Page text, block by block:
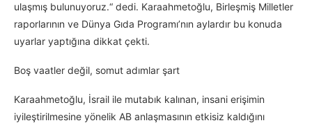
ulaşmış bulunuyoruz.“ dedi. Karaahmetoğlu, Birleşmiş Milletler
raporlarının ve Dünya Gıda Programı’nın aylardır bu konuda
uyarlar yaptığına dikkat çekti.
Boş vaatler değil, somut adımlar şart
Karaahmetoğlu, İsrail ile mutabık kalınan, insani erişimin
iyileştirilmesine yönelik AB anlaşmasının etkisiz kaldığını